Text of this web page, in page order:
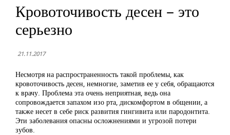
Кровоточивость десен – это
серьезно
21.11.2017
Несмотря на распространенность такой проблемы, как
кровоточивость десен, немногие, заметив ее у себя, обращаются
к врачу. Проблема эта очень неприятная, ведь она
сопровождается запахом изо рта, дискомфортом в общении, а
также несет в себе риск развития гингивита или пародонтита.
Эти заболевания опасны осложнениями и угрозой потери
зубов.